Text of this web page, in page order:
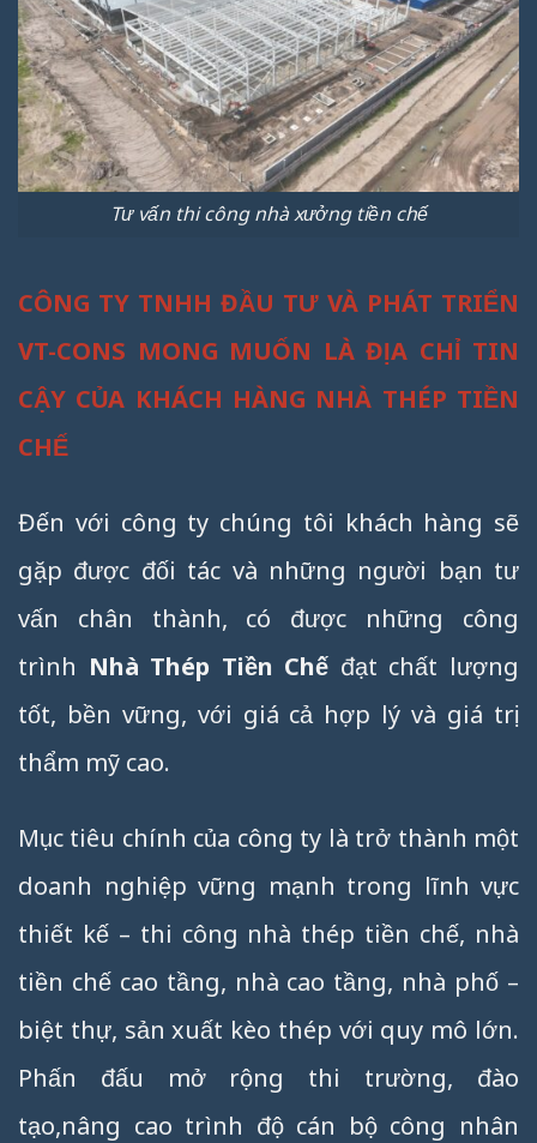
Tư vấn thi công nhà xưởng tiền chế
CÔNG TY TNHH ĐẦU TƯ VÀ PHÁT TRIỂN
VT-CONS MONG MUỐN LÀ ĐỊA CHỈ TIN
CẬY CỦA KHÁCH HÀNG NHÀ THÉP TIỀN
CHẾ
Đến với công ty chúng tôi khách hàng sẽ
gặp được đối tác và những người bạn tư
vấn chân thành, có được những công
trình Nhà Thép Tiền Chế đạt chất lượng
tốt, bền vững, với giá cả hợp lý và giá trị
thẩm mỹ cao.
Mục tiêu chính của công ty là trở thành một
doanh nghiệp vững mạnh trong lĩnh vực
thiết kế – thi công nhà thép tiền chế, nhà
tiền chế cao tầng, nhà cao tầng, nhà phố –
biệt thự, sản xuất kèo thép với quy mô lớn.
Phấn đấu mở rộng thi trường, đào
tạo,nâng cao trình độ cán bộ công nhân